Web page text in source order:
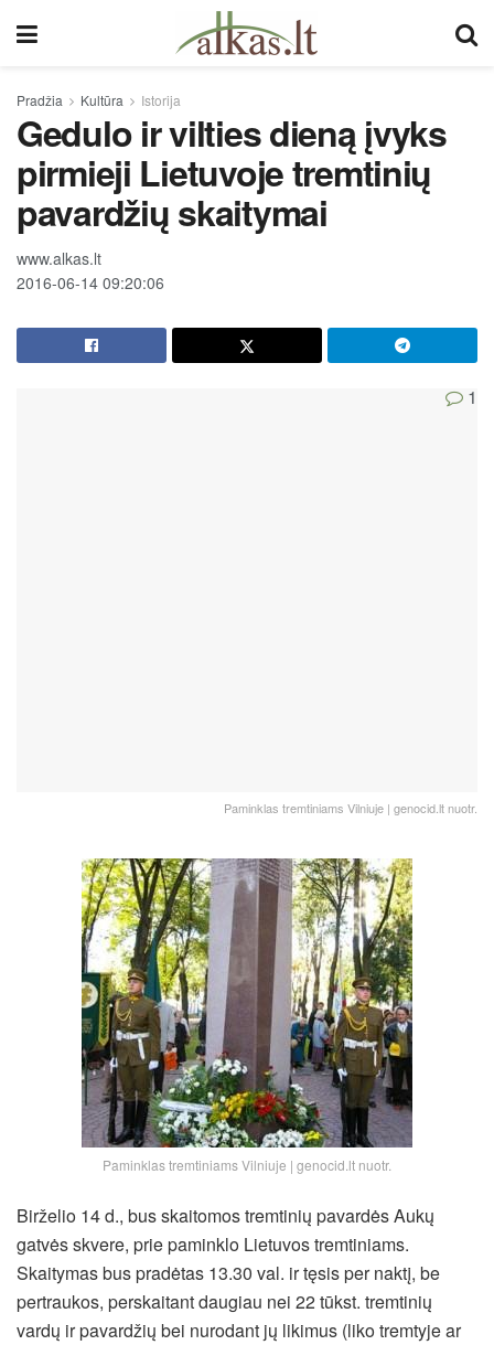
Pradžia Kultūra Istorija
Gedulo ir vilties dieną įvyks
pirmieji Lietuvoje tremtinių
pavardžių skaitymai
www.alkas.lt
2016-06-14 09:20:06
1
Paminklas tremtiniams Vilniuje | genocid.lt nuotr.
Paminklas tremtiniams Vilniuje | genocid.lt nuotr.
Birželio 14 d., bus skaitomos tremtinių pavardės Aukų
gatvės skvere, prie paminklo Lietuvos tremtiniams.
Skaitymas bus pradėtas 13.30 val. ir tęsis per naktį, be
pertraukos, perskaitant daugiau nei 22 tūkst. tremtinių
vardų ir pavardžių bei nurodant jų likimus (liko tremtyje ar